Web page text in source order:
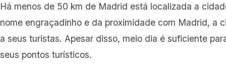
Há menos de 50 km de Madrid está localizada a
nome engraçadinho e da proximidade com Madrid, a
a seus turistas. Apesar disso, meio dia é suficiente
seus pontos turísticos.